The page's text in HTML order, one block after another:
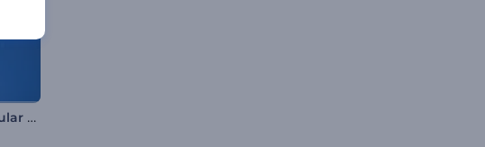
Equalizador Circular com Ondas Sonoras